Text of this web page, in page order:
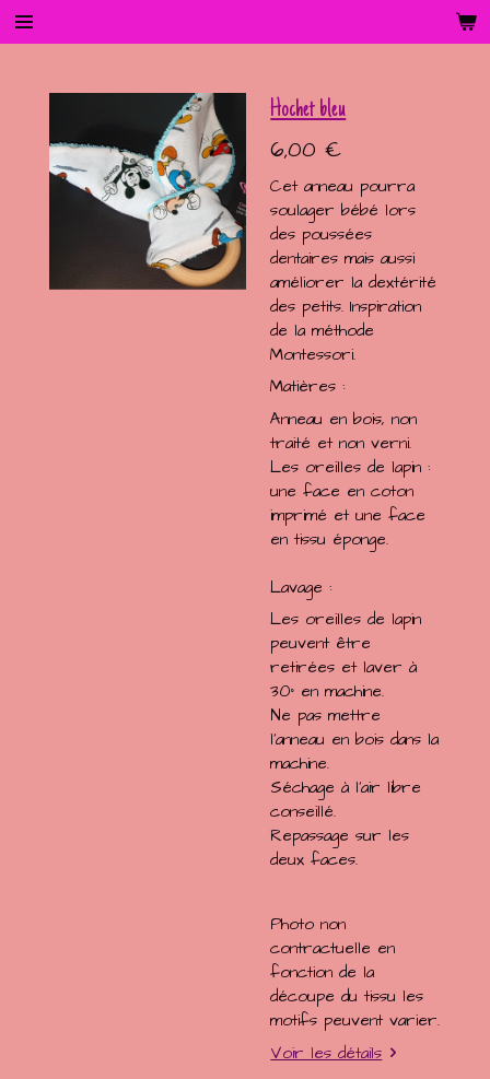
Passer
au
principal
Hochet bleu
6,00 €
Cet anneau pourra
soulager bébé lors
des poussées
dentaires mais aussi
améliorer la dextérité
des petits. Inspiration
de la méthode
Montessori.
Matières :
Anneau en bois, non
traité et non verni.
Les oreilles de lapin :
une face en coton
imprimé et une face
en tissu éponge.
Lavage :
Les oreilles de lapin
peuvent être
retirées et laver à
30° en machine.
Ne pas mettre
l'anneau en bois dans la
machine.
Séchage à l'air libre
conseillé.
Repassage sur les
deux faces.
Photo non
contractuelle en
fonction de la
découpe du tissu les
motifs peuvent varier.
Voir les détails